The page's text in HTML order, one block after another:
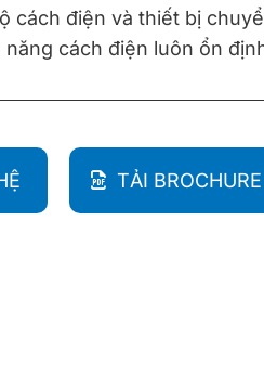
cách điện và thiết bị
năng cách điện luôn ổn
TẢI BROCHURE